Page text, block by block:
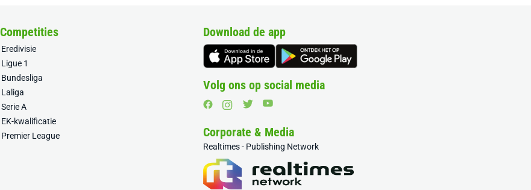
Competities
Eredivisie
Ligue 1
Bundesliga
Laliga
Serie A
EK-kwalificatie
Premier League
Download de app
Volg ons op social media
Corporate & Media
Realtimes - Publishing Network